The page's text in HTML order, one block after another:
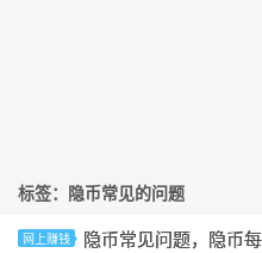
标签：隐币常见的问题
网上赚钱
隐币常见问题 ，隐币